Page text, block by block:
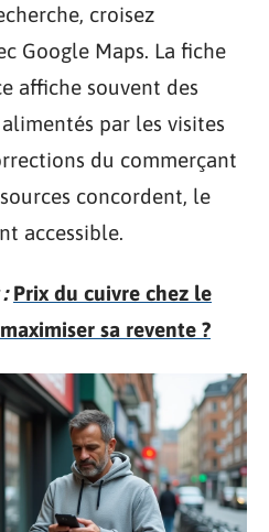
croisez
Google Maps. La fiche
affiche souvent des
par les visites
du commerçant
concordent, le
accessible.
Prix du cuivre chez le
sa revente ?